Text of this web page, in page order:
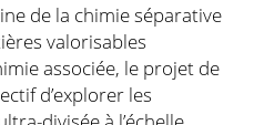
de la chimie séparative
valorisables
associée, le projet de
d’explorer les